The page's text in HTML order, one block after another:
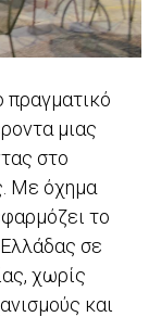
πραγματικό
μιας
στο
Με όχημα
το
σε
χωρίς
και